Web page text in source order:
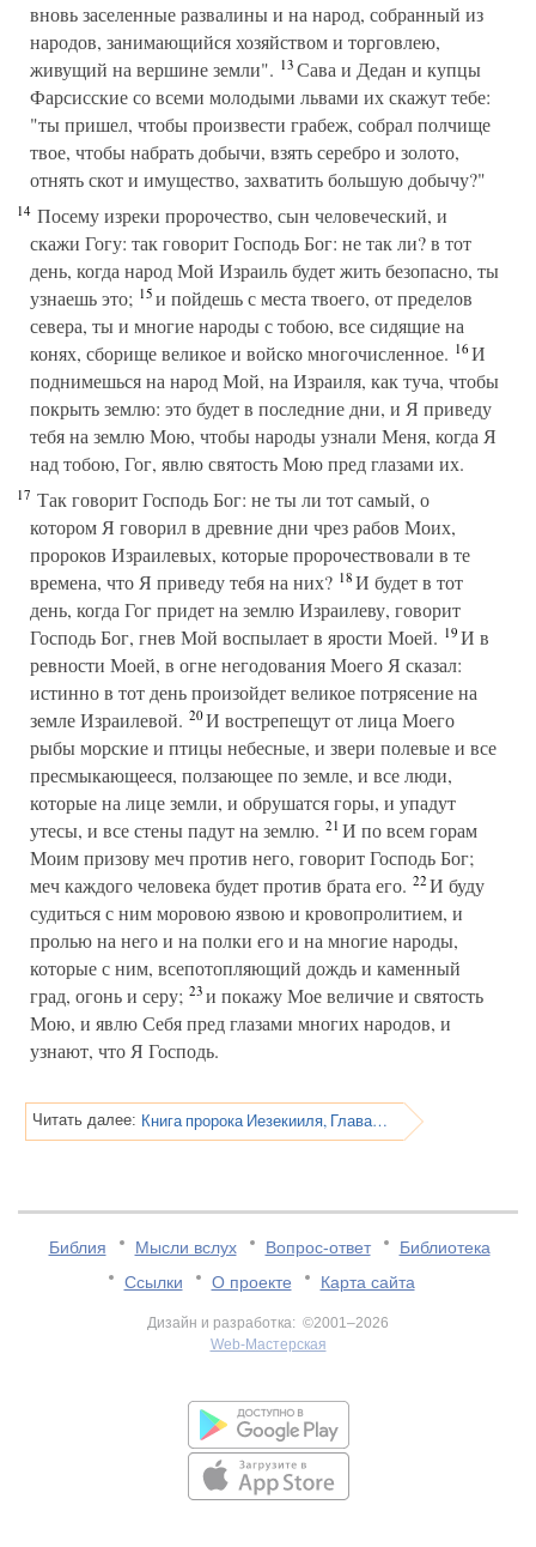
вновь заселенные развалины и на народ, собранный из
народов, занимающийся хозяйством и торговлею,
живущий на вершине земли". 13Сава и Дедан и купцы
Фарсисские со всеми молодыми львами их скажут тебе:
"ты пришел, чтобы произвести грабеж, собрал полчище
твое, чтобы набрать добычи, взять серебро и золото,
отнять скот и имущество, захватить большую добычу?"
14 Посему изреки пророчество, сын человеческий, и
скажи Гогу: так говорит Господь Бог: не так ли? в тот
день, когда народ Мой Израиль будет жить безопасно, ты
узнаешь это; 15и пойдешь с места твоего, от пределов
севера, ты и многие народы с тобою, все сидящие на
конях, сборище великое и войско многочисленное. 16И
поднимешься на народ Мой, на Израиля, как туча, чтобы
покрыть землю: это будет в последние дни, и Я приведу
тебя на землю Мою, чтобы народы узнали Меня, когда Я
над тобою, Гог, явлю святость Мою пред глазами их.
17 Так говорит Господь Бог: не ты ли тот самый, о
котором Я говорил в древние дни чрез рабов Моих,
пророков Израилевых, которые пророчествовали в те
времена, что Я приведу тебя на них? 18И будет в тот
день, когда Гог придет на землю Израилеву, говорит
Господь Бог, гнев Мой воспылает в ярости Моей. 19И в
ревности Моей, в огне негодования Моего Я сказал:
истинно в тот день произойдет великое потрясение на
земле Израилевой. 20И вострепещут от лица Моего
рыбы морские и птицы небесные, и звери полевые и все
пресмыкающееся, ползающее по земле, и все люди,
которые на лице земли, и обрушатся горы, и упадут
утесы, и все стены падут на землю. 21И по всем горам
Моим призову меч против него, говорит Господь Бог;
меч каждого человека будет против брата его. 22И буду
судиться с ним моровою язвою и кровопролитием, и
пролью на него и на полки его и на многие народы,
которые с ним, всепотопляющий дождь и каменный
град, огонь и серу; 23и покажу Мое величие и святость
Мою, и явлю Себя пред глазами многих народов, и
узнают, что Я Господь.
Читать далее: Книга пророка Иезекииля, Глава 39
Библия Мысли вслух Вопрос-ответ
Библиотека
Ссылки
О проекте Карта сайта
Дизайн и разработка: ©2001–2026
Web-Мастерская